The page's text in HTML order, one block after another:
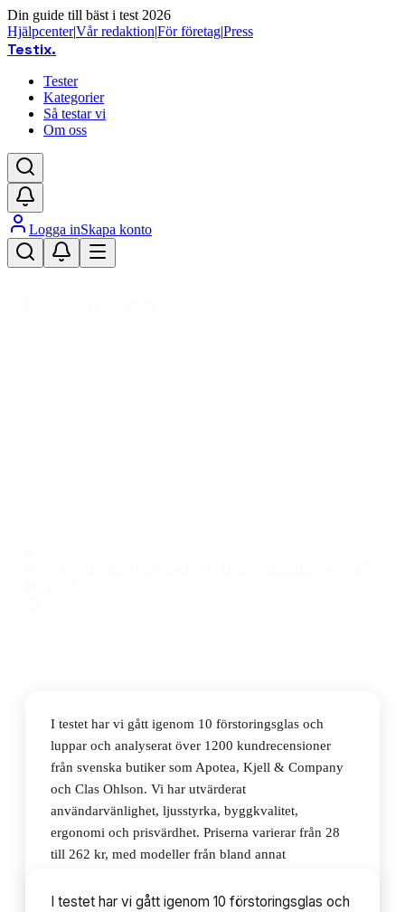
Din guide till bäst i test 2026
Hjälpcenter|Vår redaktion|För företag|Press
Testix.
Tester
Kategorier
Så testar vi
Om oss
Logga inSkapa konto
I testet har vi gått igenom 10 förstoringsglas och
luppar och analyserat över 1200 kundrecensioner
från svenska butiker som Apotea, Kjell & Company
och Clas Ohlson. Vi har utvärderat
användarvänlighet, ljusstyrka, byggkvalitet,
ergonomi och prisvärdhet. Priserna varierar från 28
till 262 kr, med modeller från bland annat
I testet har vi gått igenom 10 förstoringsglas och